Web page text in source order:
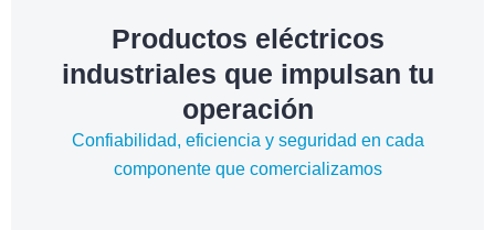
Productos eléctricos
industriales que impulsan tu
operación
Confiabilidad, eficiencia y seguridad en cada
componente que comercializamos